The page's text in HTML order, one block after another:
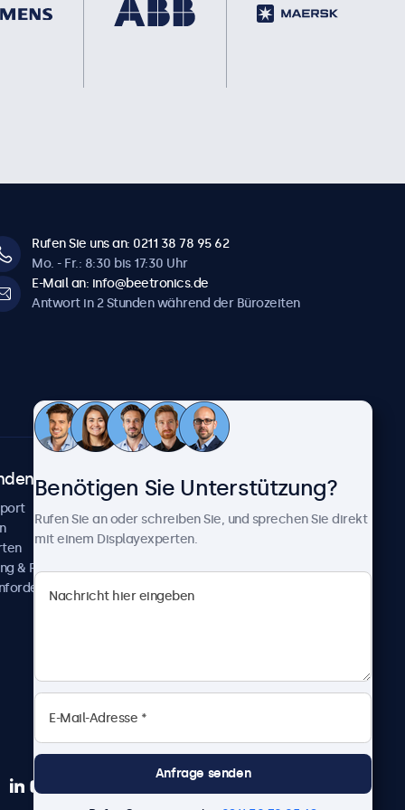
Rufen Sie uns an: 0211 38 78 95 62
Mo. - Fr.: 8:30 bis 17:30 Uhr
E-Mail an: info@beetronics.de
Antwort in 2 Stunden während der Bürozeiten
& Reparatur
Über Beetronics
Neuigkeiten und Updates
Über uns
Karriere
Geschäftsbedingungen
Datenschutzerklärung
Benötigen Sie Unterstützung?
Rufen Sie an oder schreiben Sie, und sprechen Sie direkt
mit einem Displayexperten.
Anfrage senden